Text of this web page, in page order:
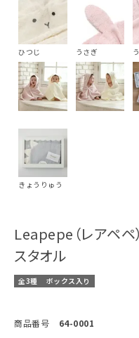
ひつじ うさぎ
きょうりゅう
Leapepe（レアペペ
スタオル
全3種 ボックス入り
商品番号 64-0001